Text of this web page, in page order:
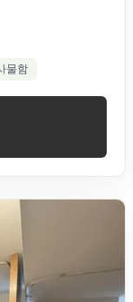
물함